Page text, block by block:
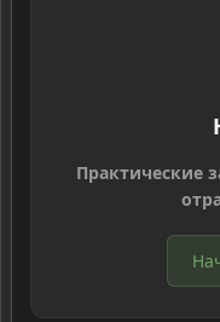
Практические